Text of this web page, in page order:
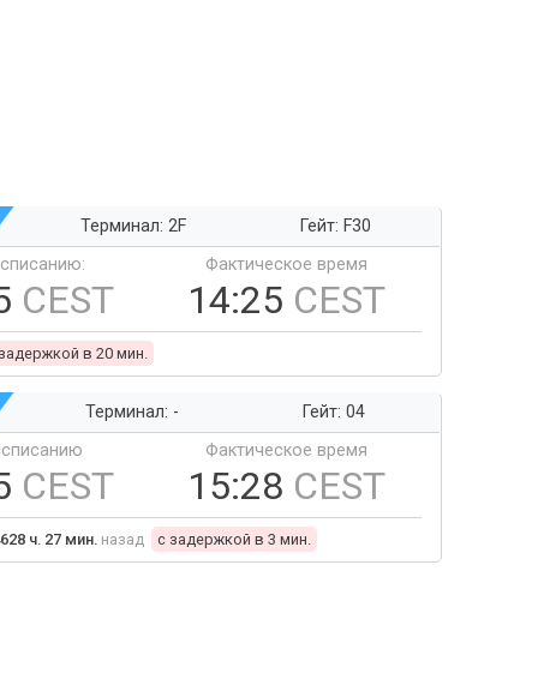
Терминал: 2F
Гейт: F30
CEST
Фактическое время
14:25 CEST
в 20 мин.
Терминал: -
Гейт: 04
CEST
Фактическое время
15:28 CEST
ч. 27 мин. назад c задержкой в 3 мин.